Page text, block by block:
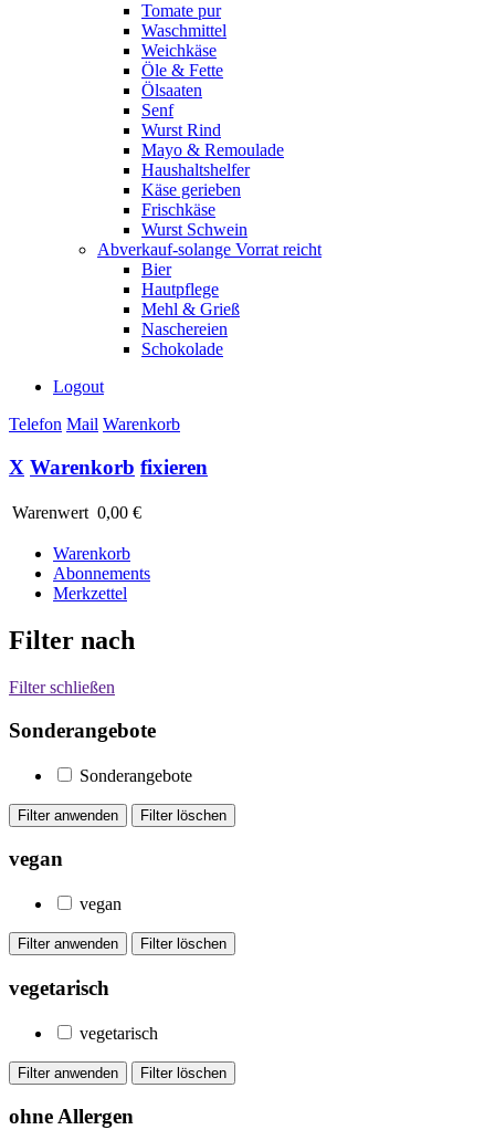
Tomate pur
Waschmittel
Weichkäse
Öle & Fette
Ölsaaten
Senf
Wurst Rind
Mayo & Remoulade
Haushaltshelfer
Käse gerieben
Frischkäse
Wurst Schwein
Abverkauf-solange Vorrat reicht
Bier
Hautpflege
Mehl & Grieß
Naschereien
Schokolade
Logout
Telefon Mail Warenkorb
X Warenkorb fixieren
Warenwert 0,00 €
Warenkorb
Abonnements
Merkzettel
Filter nach
Filter schließen
Sonderangebote
Sonderangebote
vegan
vegan
vegetarisch
vegetarisch
ohne Allergen